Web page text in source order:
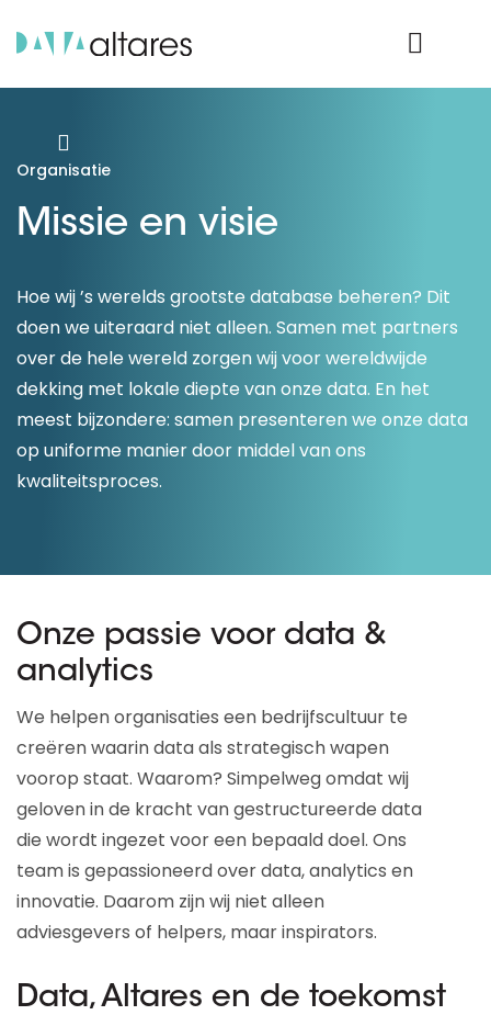
Organisatie
Missie en visie
Hoe wij ’s werelds grootste database beheren? Dit
doen we uiteraard niet alleen. Samen met partners
over de hele wereld zorgen wij voor wereldwijde
dekking met lokale diepte van onze data. En het
meest bijzondere: samen presenteren we onze data
op uniforme manier door middel van ons
kwaliteitsproces.
Onze passie voor data &
analytics
We helpen organisaties een bedrijfscultuur te
creëren waarin data als strategisch wapen
voorop staat. Waarom? Simpelweg omdat wij
geloven in de kracht van gestructureerde data
die wordt ingezet voor een bepaald doel. Ons
team is gepassioneerd over data, analytics en
innovatie. Daarom zijn wij niet alleen
adviesgevers of helpers, maar inspirators.
Data, Altares en de toekomst